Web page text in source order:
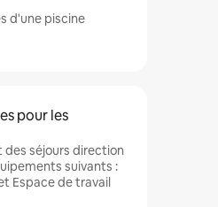
d'une piscine
pour les
des séjours direction
suivants :
Espace de travail